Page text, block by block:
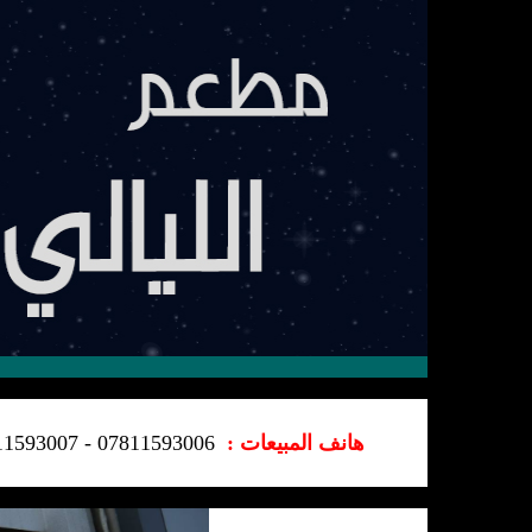
هانف المبيعات :
07811593006 - 07811593007